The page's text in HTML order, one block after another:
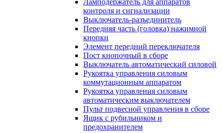
Ламподержатель для аппаратов
контроля и сигнализации
Выключатель-разъединитель
Передняя часть (головка) нажимной
кнопки
Элемент передний переключателя
Пост кнопочный в сборе
Выключатель автоматический силовой
Рукоятка управления силовым
коммутационным аппаратом
Рукоятка управления силовым
автоматическим выключателем
Пульт подвесной управления в сборе
Ящик с рубильником и
предохранителем